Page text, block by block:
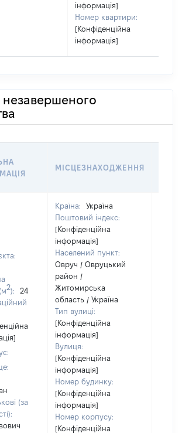
інформація]
Номер квартири:
[Конфіденційна
інформація]
незавершеного
МІСЦЕЗНАХОДЖЕННЯ
2):
24
(за
Країна:
Україна
Поштовий індекс:
[Конфіденційна
інформація]
Населений пункт:
Овруч / Овруцький
район /
Житомирська
область / Україна
Тип вулиці:
[Конфіденційна
інформація]
Вулиця:
[Конфіденційна
інформація]
Номер будинку:
[Конфіденційна
інформація]
Номер корпусу:
[Конфіденційна